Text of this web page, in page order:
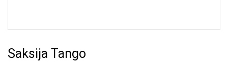
Saksija Tango